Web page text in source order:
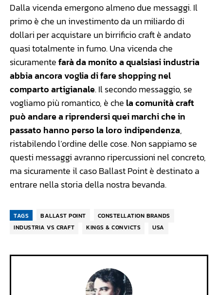
Dalla vicenda emergono almeno due messaggi. Il
primo è che un investimento da un miliardo di
dollari per acquistare un birrificio craft è andato
quasi totalmente in fumo. Una vicenda che
sicuramentefarà da monito a qualsiasi industria
abbia ancora voglia di fare shopping nel
comparto artigianale. Il secondo messaggio, se
vogliamo più romantico, è che la comunità craft
può andare a riprendersi quei marchi che in
passato hanno perso la loro indipendenza,
ristabilendo l’ordine delle cose. Non sappiamo se
questi messaggi avranno ripercussioni nel concreto,
ma sicuramente il caso Ballast Point è destinato a
entrare nella storia della nostra bevanda.
TAGS BALLAST POINT
CONSTELLATION BRANDS
INDUSTRIA VS CRAFT
KINGS & CONVICTS USA